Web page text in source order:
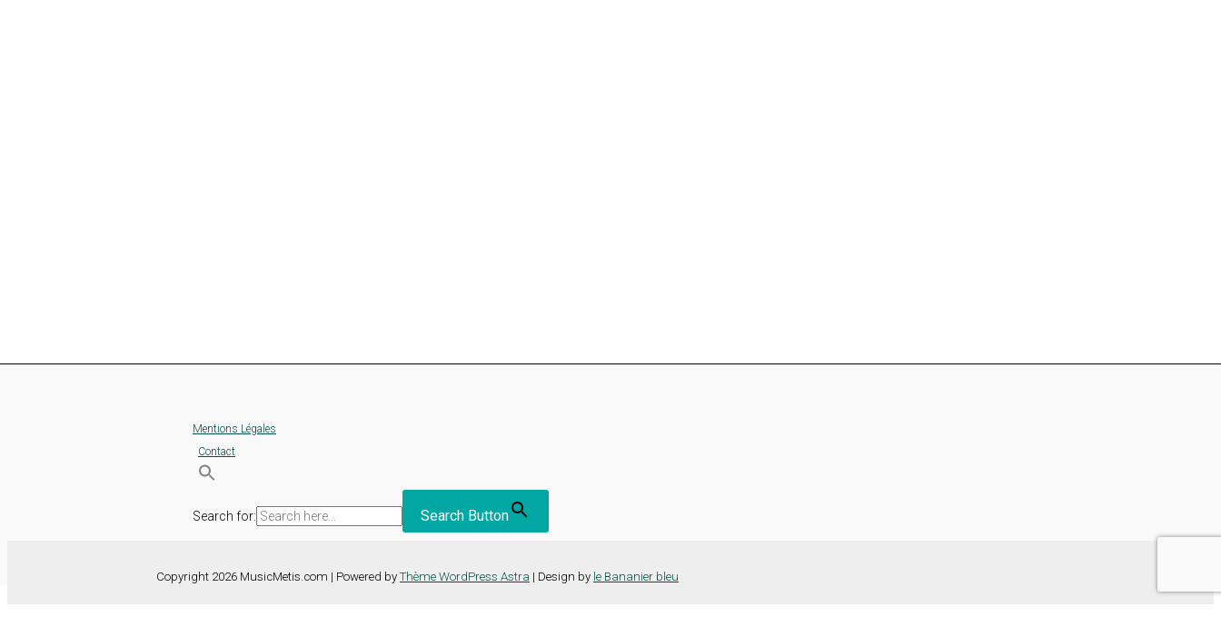
Mentions Légales
Contact
Search for: Search Button
Copyright 2026 MusicMetis.com | Powered by Thème WordPress Astra | Design by le Bananier bleu